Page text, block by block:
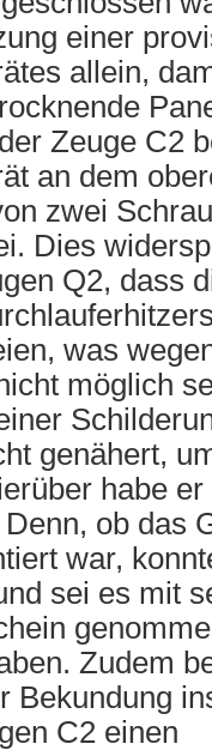
einer
allein,
Zeuge C2
an dem
zwei
Dies
Q2, dass
was
möglich
genähert,
habe
ob das
war,
sei es mit
Zudem
Bekundung
C2 einen